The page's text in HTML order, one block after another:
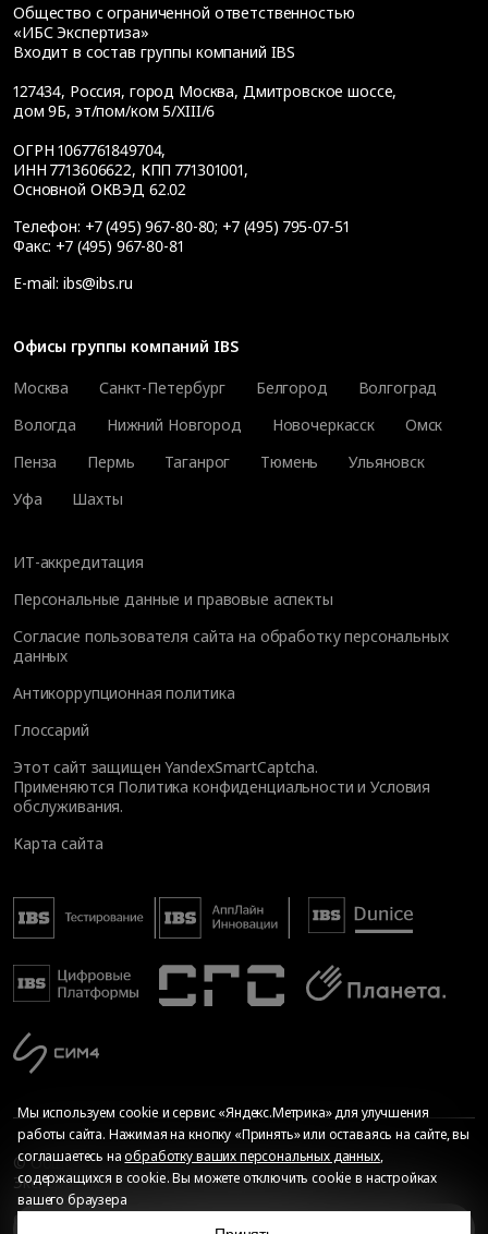
Общество с ограниченной ответственностью
«ИБС Экспертиза»
Входит в состав группы компаний IBS
127434, Россия, город Москва, Дмитровское шоссе,
дом 9Б, эт/пом/ком 5/XIII/6
ОГРН 1067761849704,
ИНН 7713606622, КПП 771301001,
Основной ОКВЭД 62.02
Телефон: +7 (495) 967-80-80; +7 (495) 795-07-51
Факс: +7 (495) 967-80-81
E-mail: ibs@ibs.ru
Офисы группы компаний IBS
Москва
Санкт-Петербург Белгород
Волгоград
Вологда
Нижний Новгород Новочеркасск
Омск
Пенза
Пермь Таганрог Тюмень
Ульяновск
Уфа
Шахты
ИТ-аккредитация
Персональные данные и правовые аспекты
Согласие пользователя сайта на обработку персональных
данных
Антикоррупционная политика
Глоссарий
Этот сайт защищен YandexSmartCaptcha.
Применяются Политика конфиденциальности иУсловия
обслуживания.
Карта сайта
© Общество с ограниченной ответственностью «ИБС
Экспертиза», 2026. Все права защищены
Сопровождение сайта
Мы используем cookie и сервис «Яндекс.Метрика» для улучшения
работы сайта. Нажимая на кнопку «Принять» или оставаясь на сайте, вы
соглашаетесь наобработку ваших персональных данных,
содержащихся в cookie. Вы можете отключить cookie в настройках
вашего браузера